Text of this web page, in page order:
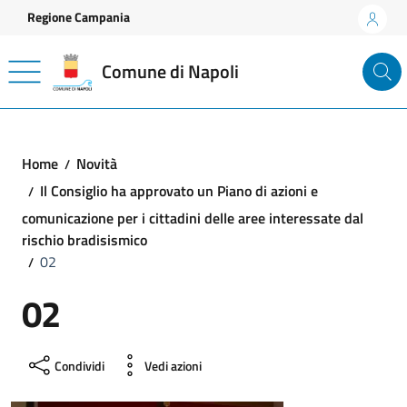
Vai ai contenuti
Vai al footer
Regione Campania
Comune di Napoli
Home
Novità
Il Consiglio ha approvato un Piano di azioni e
comunicazione per i cittadini delle aree interessate dal
rischio bradisismico
02
02
Condividi Vedi azioni